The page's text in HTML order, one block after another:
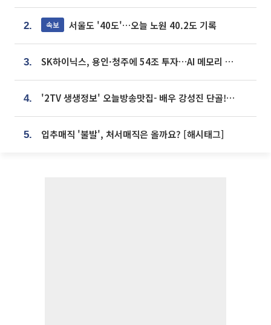
2. 속보 서울도 '40도'…오늘 노원 40.2도 기록
3. SK하이닉스, 용인·청주에 54조 투자…AI 메모리 생산기지 키운다
4. '2TV 생생정보' 오늘방송맛집- 배우 강성진 단골! 쌀국수ㆍ푸팟퐁 커리 맛집 '블○○○'
5. 입추매직 '불발', 처서매직은 올까요? [해시태그]